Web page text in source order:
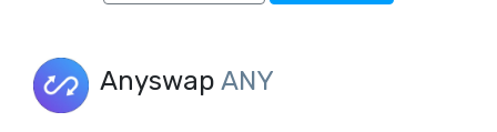
Anyswap ANY